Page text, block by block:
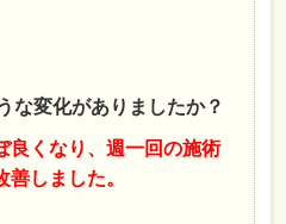
な変化がありましたか？
良くなり、週一回の施術
しました。